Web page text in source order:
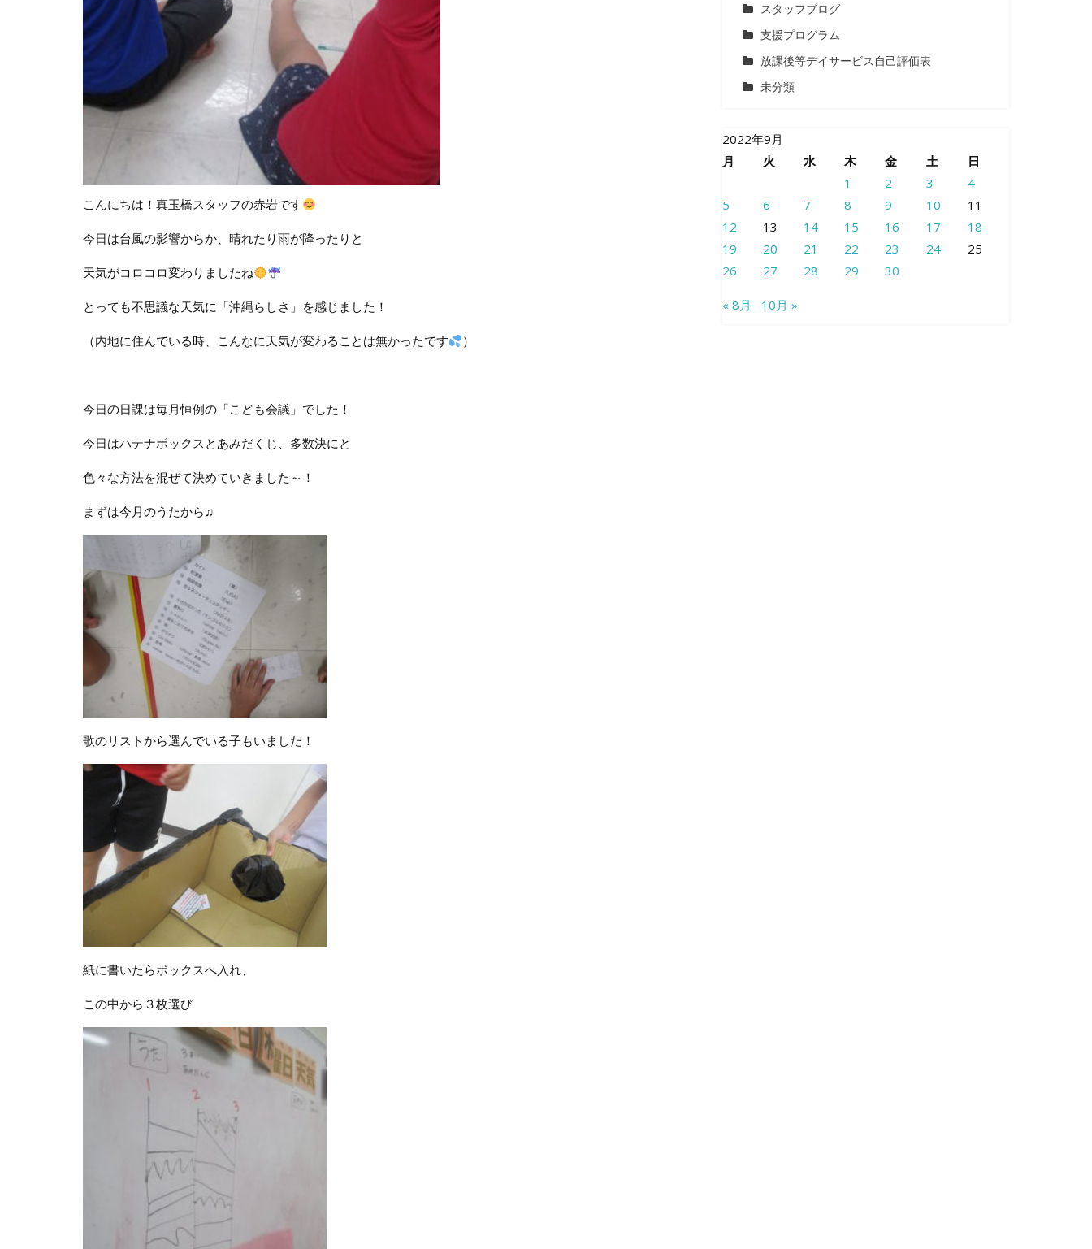
こんにちは！真玉橋スタッフの赤岩です
今日は台風の影響からか、晴れたり雨が降ったりと
天気がコロコロ変わりましたね
とっても不思議な天気に「沖縄らしさ」を感じました！
（内地に住んでいる時、こんなに天気が変わることは無かったです ）
今日の日課は毎月恒例の「こども会議」でした！
今日はハテナボックスとあみだくじ、多数決にと
色々な方法を混ぜて決めていきました～！
まずは今月のうたから♫
歌のリストから選んでいる子もいました！
紙に書いたらボックスへ入れ、
この中から３枚選び
スタッフブログ
支援プログラム
放課後等デイサービス自己評価表
未分類
2022年9月
月
火 水 木 金 土
日
1
2 3
4
5
6 7 8 9 10
11
12
13 14 15 16 17
18
19
20 21 22 23 24
25
26
27 28 29 30
« 8月 10月 »